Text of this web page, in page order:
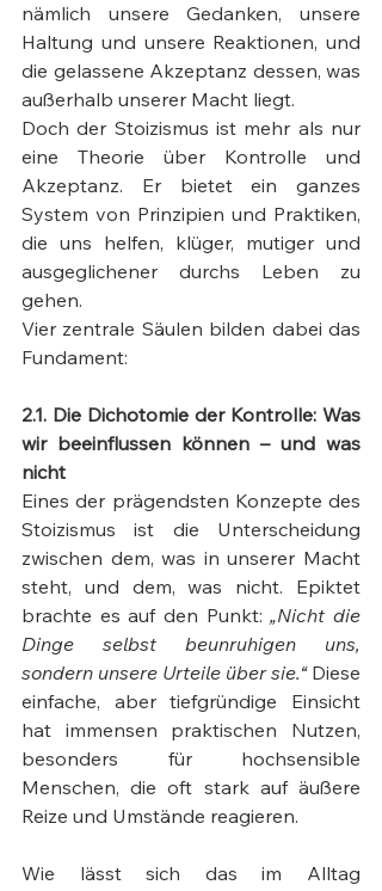
nämlich unsere Gedanken, unsere
Haltung und unsere Reaktionen, und
die gelassene Akzeptanz dessen, was
außerhalb unserer Macht liegt.
Doch der Stoizismus ist mehr als nur
eine Theorie über Kontrolle und
Akzeptanz. Er bietet ein ganzes
System von Prinzipien und Praktiken,
die uns helfen, klüger, mutiger und
ausgeglichener durchs Leben zu
gehen.
Vier zentrale Säulen bilden dabei das
Fundament:
2.1. Die Dichotomie der Kontrolle: Was
wir beeinflussen können – und was
nicht
Eines der prägendsten Konzepte des
Stoizismus ist die Unterscheidung
zwischen dem, was in unserer Macht
steht, und dem, was nicht. Epiktet
brachte es auf den Punkt: „Nicht die
Dinge selbst beunruhigen uns,
sondern unsere Urteile über sie.“ Diese
einfache, aber tiefgründige Einsicht
hat immensen praktischen Nutzen,
besonders für hochsensible
Menschen, die oft stark auf äußere
Reize und Umstände reagieren.
Wie lässt sich das im Alltag